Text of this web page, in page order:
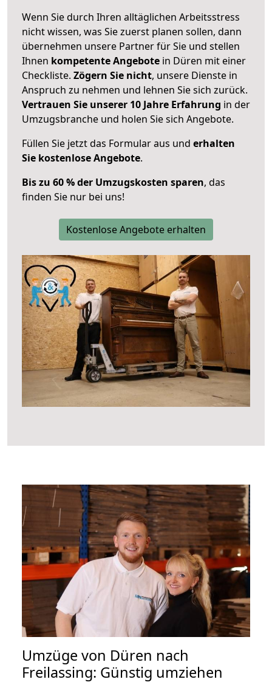
Wenn Sie durch Ihren alltäglichen Arbeitsstress
nicht wissen, was Sie zuerst planen sollen, dann
übernehmen unsere Partner für Sie und stellen
Ihnen kompetente Angebote in Düren mit einer
Checkliste. Zögern Sie nicht, unsere Dienste in
Anspruch zu nehmen und lehnen Sie sich zurück.
Vertrauen Sie unserer 10 Jahre Erfahrung in der
Umzugsbranche und holen Sie sich Angebote.
Füllen Sie jetzt das Formular aus und erhalten
Sie kostenlose Angebote.
Bis zu 60 % der Umzugskosten sparen, das
finden Sie nur bei uns!
Kostenlose Angebote erhalten
Umzüge von Düren nach
Freilassing: Günstig umziehen